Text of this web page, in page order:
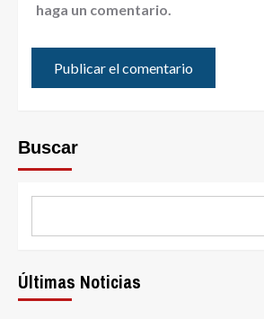
haga un comentario.
Buscar
Últimas Noticias